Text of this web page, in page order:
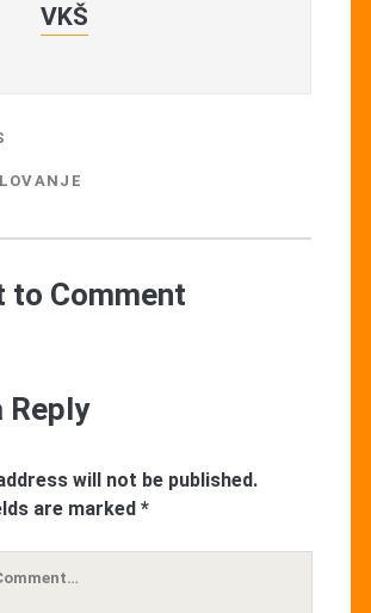
VKŠ
to Comment
Reply
will not be published.
are marked *